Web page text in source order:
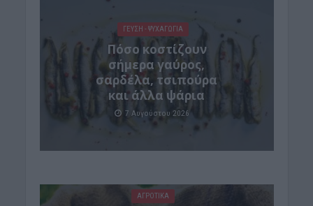
ΓΕΎΣΗ - ΨΥΧΑΓΩΓΊΑ
Πόσο κοστίζουν
σήμερα γαύρος,
σαρδέλα, τσιπούρα
και άλλα ψάρια
7 Αυγούστου 2026
ΑΓΡΟΤΙΚΑ